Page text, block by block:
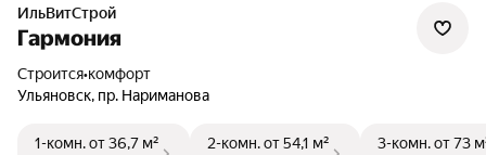
ИльВитСтрой
Гармония
Строится•комфорт
Ульяновск, пр. Нариманова
1-комн.от 36,7 м²
2-комн.от 54,1 м²
3-комн.от 73